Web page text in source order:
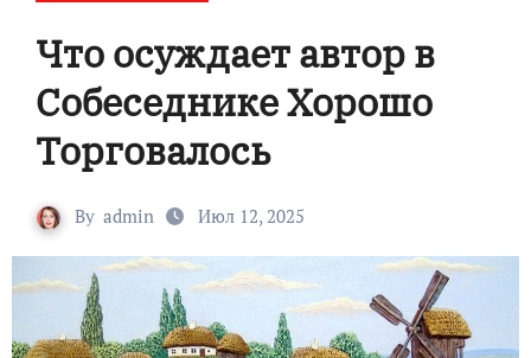
Что осуждает автор в
Собеседнике Хорошо
Торговалось
By admin Июл 12, 2025